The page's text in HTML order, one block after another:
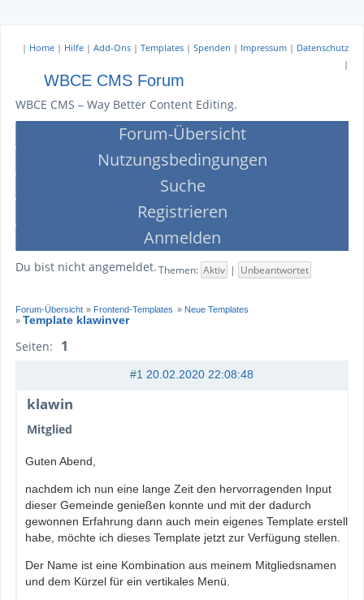
| Home | Hilfe | Add-Ons | Templates | Spenden | Impressum | Datenschutz
|
WBCE CMS Forum
WBCE CMS – Way Better Content Editing.
Forum-Übersicht
Nutzungsbedingungen
Suche
Registrieren
Anmelden
Du bist nicht angemeldet. Themen: Aktiv | Unbeantwortet
Forum-Übersicht » Frontend-Templates » Neue Templates
» Template klawinver
Seiten: 1
#1 20.02.2020 22:08:48
klawin
Mitglied
Guten Abend,
nachdem ich nun eine lange Zeit den hervorragenden Input
dieser Gemeinde genießen konnte und mit der dadurch
gewonnen Erfahrung dann auch mein eigenes Template erstellt
habe, möchte ich dieses Template jetzt zur Verfügung stellen.
Der Name ist eine Kombination aus meinem Mitgliedsnamen
und dem Kürzel für ein vertikales Menü.